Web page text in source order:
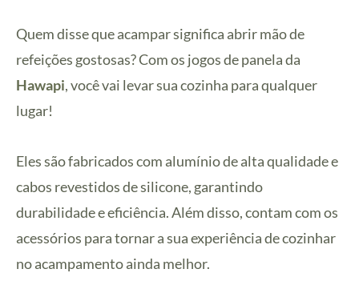
Quem disse que acampar significa abrir mão de
refeições gostosas? Com os jogos de panela da
Hawapi, você vai levar sua cozinha para qualquer
lugar!
Eles são fabricados com alumínio de alta qualidade e
cabos revestidos de silicone, garantindo
durabilidade e eficiência. Além disso, contam com os
acessórios para tornar a sua experiência de cozinhar
no acampamento ainda melhor.